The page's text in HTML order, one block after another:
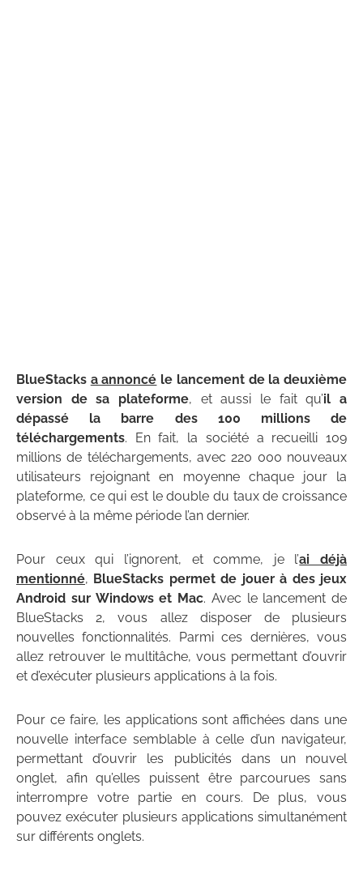
BlueStacks a annoncé le lancement de la deuxième
version de sa plateforme, et aussi le fait qu’il a
dépassé la barre des 100 millions de
téléchargements. En fait, la société a recueilli 109
millions de téléchargements, avec 220 000 nouveaux
utilisateurs rejoignant en moyenne chaque jour la
plateforme, ce qui est le double du taux de croissance
observé à la même période l’an dernier.
Pour ceux qui l’ignorent, et comme, je l’ai déjà
mentionné, BlueStacks permet de jouer à des jeux
Android sur Windows et Mac. Avec le lancement de
BlueStacks 2, vous allez disposer de plusieurs
nouvelles fonctionnalités. Parmi ces dernières, vous
allez retrouver le multitâche, vous permettant d’ouvrir
et d’exécuter plusieurs applications à la fois.
Pour ce faire, les applications sont affichées dans une
nouvelle interface semblable à celle d’un navigateur,
permettant d’ouvrir les publicités dans un nouvel
onglet, afin qu’elles puissent être parcourues sans
interrompre votre partie en cours. De plus, vous
pouvez exécuter plusieurs applications simultanément
sur différents onglets.